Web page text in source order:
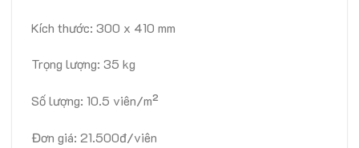
Kích thước: 300 x 410 mm
Trọng lượng: 35 kg
Số lượng: 10.5 viên/m²
Đơn giá: 21.500đ/viên